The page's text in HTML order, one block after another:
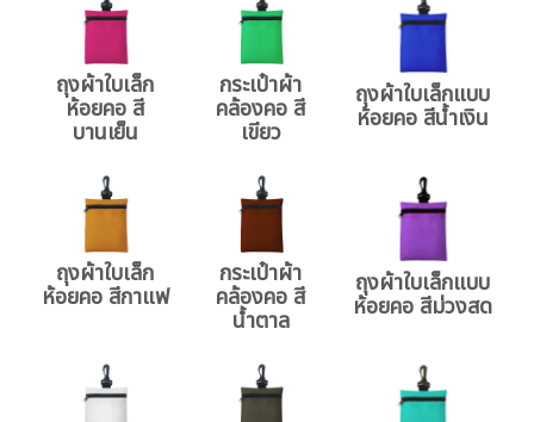
ถุงผ้าใบเล็ก
ห้อยคอ สี
บานเย็น
กระเป๋าผ้า
คล้องคอ สี
เขียว
ถุงผ้าใบเล็กแบบ
ห้อยคอ สีน้ำเงิน
ถุงผ้าใบเล็ก
ห้อยคอ สีกาแฟ
กระเป๋าผ้า
คล้องคอ สี
น้ำตาล
ถุงผ้าใบเล็กแบบ
ห้อยคอ สีม่วงสด